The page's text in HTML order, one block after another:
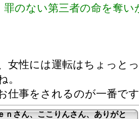
罪のない第三者の命を奪い
女性には運転はちょっと
。
仕事をされるのが一番で
ｎさん、ここりんさん、ありがと